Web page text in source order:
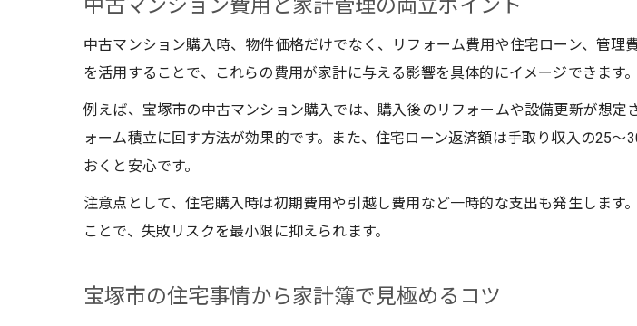
中古マンション費用と家計管理の両立ポイント
中古マンション購入時、物件価格だけでなく、リフォーム費用や住宅ローン、管
を活用することで、これらの費用が家計に与える影響を具体的にイメージできます。
例えば、宝塚市の中古マンション購入では、購入後のリフォームや設備更新が想
ォーム積立に回す方法が効果的です。また、住宅ローン返済額は手取り収入の25
おくと安心です。
注意点として、住宅購入時は初期費用や引越し費用など一時的な支出も発生しま
ことで、失敗リスクを最小限に抑えられます。
宝塚市の住宅事情から家計簿で見極めるコツ